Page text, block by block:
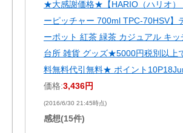
★大感謝価格★【HARIO（ハリオ）
ーピッチャー 700ml TPC-70HSV】
ーポット 紅茶 緑茶 カジュアル キッ
台所 雑貨 グッズ★5000円税別以上
料無料代引無料★ ポイント
価格:3,436円
(2016/6/30 21:45時点)
感想(15件)